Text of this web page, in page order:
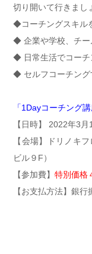
切り開いて行きまし
◆コーチングスキル
◆ 企業や学校、チー
◆ 日常生活でコーチ
◆ セルフコーチング
「1Dayコーチング
【日時】 2022年3
【会場】ドリノキ
ビル９F）
【参加費】特別価格
【お支払方法】銀